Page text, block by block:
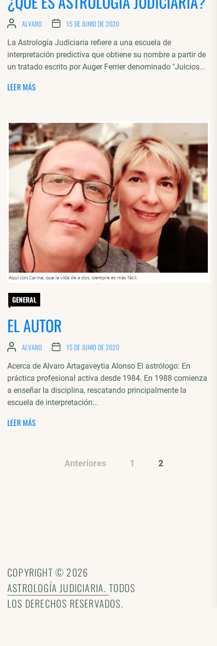
ALVARO 15 DE JUNIO DE 2020
La Astrología Judiciaria refiere a una escuela de
interpretación predictiva que obtiene su nombre a partir de
un tratado escrito por Auger Ferrier denominado "Juicios...
LEER MÁS
GENERAL
EL AUTOR
ALVARO 15 DE JUNIO DE 2020
Acerca de Alvaro Artagaveytia Alonso El astrólogo: En
práctica profesional activa desde 1984. En 1988 comienza
a enseñar la disciplina, rescatando principalmente la
escuela de interpretación...
LEER MÁS
Anteriores 1 2
COPYRIGHT © 2026
ASTROLOGÍA JUDICIARIA. TODOS
LOS DERECHOS RESERVADOS.